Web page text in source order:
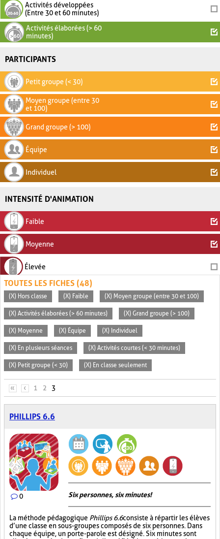
Activités développées
(Entre 30 et 60 minutes)
Activités élaborées (> 60
minutes)
PARTICIPANTS
Petit groupe (< 30)
Moyen groupe (entre 30
et 100)
Grand groupe (> 100)
Équipe
Individuel
INTENSITÉ D'ANIMATION
Faible
Moyenne
Élevée
TOUTES LES FICHES (48)
(X) Hors classe (X) Faible (X) Moyen groupe (entre 30 et 100)
(X) Activités élaborées (> 60 minutes) (X) Grand groupe (> 100)
(X) Moyenne (X) Équipe (X) Individuel
(X) En plusieurs séances (X) Activités courtes (< 30 minutes)
(X) Petit groupe (< 30) (X) En classe seulement
PAGES
« ‹ 1 2 3
PHILLIPS 6.6
0 Six personnes, six minutes!
La méthode pédagogique Phillips 6.6consiste à répartir les élèves
d’une classe en sous-groupes composés de six personnes. Dans
chaque équipe, un porte-parole est désigné. Six minutes sont